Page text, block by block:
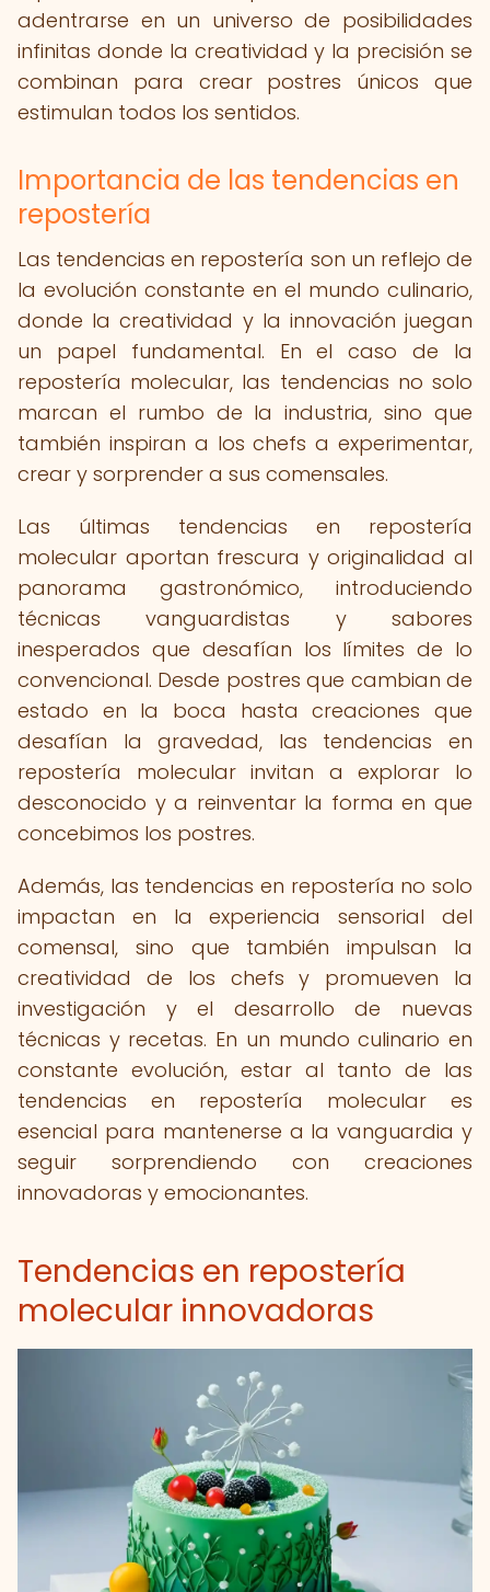
adentrarse en un universo de posibilidades
infinitas donde la creatividad y la precisión se
combinan para crear postres únicos que
estimulan todos los sentidos.
Importancia de las tendencias en
repostería
Las tendencias en repostería son un reflejo de
la evolución constante en el mundo culinario,
donde la creatividad y la innovación juegan
un papel fundamental. En el caso de la
repostería molecular, las tendencias no solo
marcan el rumbo de la industria, sino que
también inspiran a los chefs a experimentar,
crear y sorprender a sus comensales.
Las últimas tendencias en repostería
molecular aportan frescura y originalidad al
panorama gastronómico, introduciendo
técnicas vanguardistas y sabores
inesperados que desafían los límites de lo
convencional. Desde postres que cambian de
estado en la boca hasta creaciones que
desafían la gravedad, las tendencias en
repostería molecular invitan a explorar lo
desconocido y a reinventar la forma en que
concebimos los postres.
Además, las tendencias en repostería no solo
impactan en la experiencia sensorial del
comensal, sino que también impulsan la
creatividad de los chefs y promueven la
investigación y el desarrollo de nuevas
técnicas y recetas. En un mundo culinario en
constante evolución, estar al tanto de las
tendencias en repostería molecular es
esencial para mantenerse a la vanguardia y
seguir sorprendiendo con creaciones
innovadoras y emocionantes.
Tendencias en repostería
molecular innovadoras